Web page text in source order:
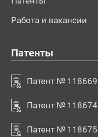
Работа и вакансии
Патенты
Патент № 118669
Патент № 118674
Патент № 118675